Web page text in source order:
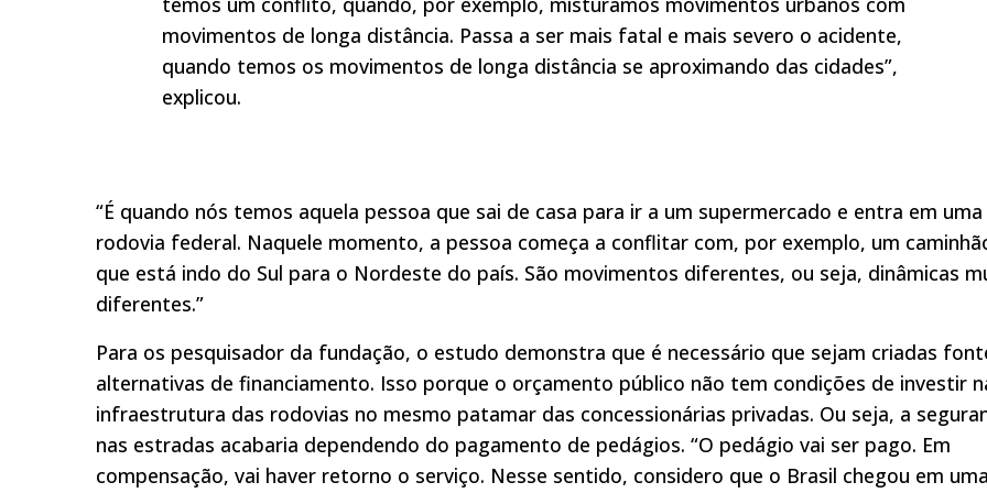
movimentos de longa distância. Passa a ser mais fatal e mais severo o acidente,
quando temos os movimentos de longa distância se aproximando das cidades”,
explicou.
“É quando nós temos aquela pessoa que sai de casa para ir a um supermercado e entra em uma
rodovia federal. Naquele momento, a pessoa começa a conflitar com, por exemplo, um
que está indo do Sul para o Nordeste do país. São movimentos diferentes, ou seja, dinâmicas
diferentes.”
Para os pesquisador da fundação, o estudo demonstra que é necessário que sejam criadas
alternativas de financiamento. Isso porque o orçamento público não tem condições de investir
infraestrutura das rodovias no mesmo patamar das concessionárias privadas. Ou seja, a
nas estradas acabaria dependendo do pagamento de pedágios. “O pedágio vai ser pago. Em
compensação, vai haver retorno o serviço. Nesse sentido, considero que o Brasil chegou em uma